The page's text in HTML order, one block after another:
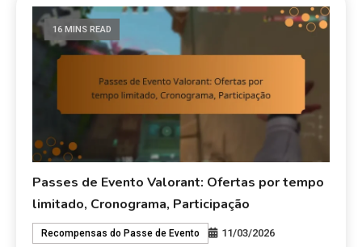
16 MINS READ
Passes de Evento Valorant: Ofertas por tempo
limitado, Cronograma, Participação
Recompensas do Passe de Evento
11/03/2026